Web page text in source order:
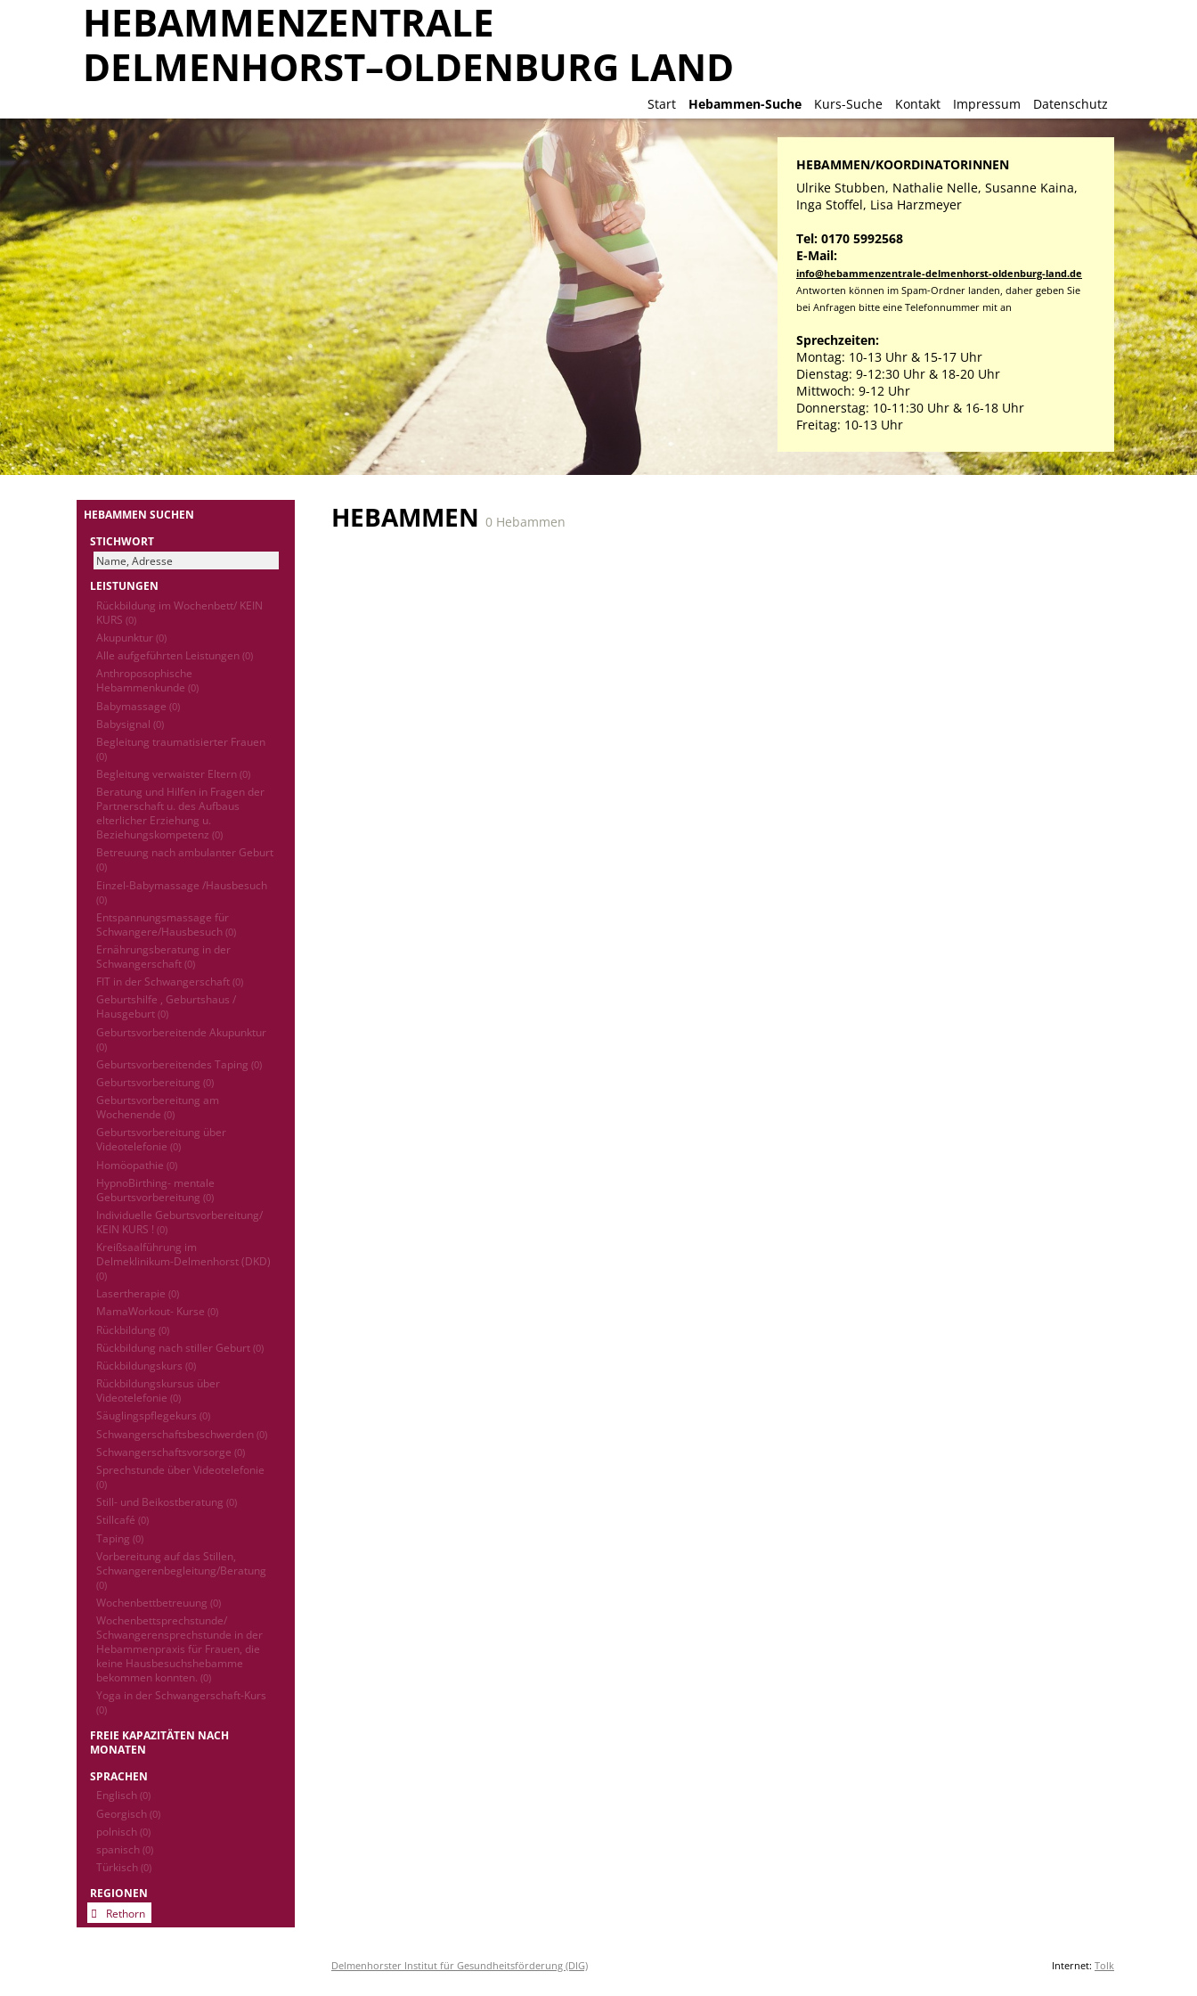
HEBAMMENZENTRALE
DELMENHORST–OLDENBURG LAND
Start Hebammen-Suche Kurs-Suche Kontakt Impressum Datenschutz
HEBAMMENZENTRALE
DELMENHORST–OLDENBURG LAND
Start Hebammen-Suche Kurs-Suche Kontakt Impressum Datenschutz
HEBAMMEN/KOORDINATORINNEN
Ulrike Stubben, Nathalie Nelle, Susanne Kaina,
Inga Stoffel, Lisa Harzmeyer
Tel: 0170 5992568
E-Mail:
info@hebammenzentrale-delmenhorst-oldenburg-land.de
Antworten können im Spam-Ordner landen, daher geben Sie
bei Anfragen bitte eine Telefonnummer mit an
Sprechzeiten:
Montag: 10-13 Uhr & 15-17 Uhr
Dienstag: 9-12:30 Uhr & 18-20 Uhr
Mittwoch: 9-12 Uhr
Donnerstag: 10-11:30 Uhr & 16-18 Uhr
Freitag: 10-13 Uhr
HEBAMMEN SUCHEN
STICHWORT
LEISTUNGEN
Rückbildung im Wochenbett/ KEIN
KURS (0)
Akupunktur (0)
Alle aufgeführten Leistungen (0)
Anthroposophische
Hebammenkunde (0)
Babymassage (0)
Babysignal (0)
Begleitung traumatisierter Frauen
(0)
Begleitung verwaister Eltern (0)
Beratung und Hilfen in Fragen der
Partnerschaft u. des Aufbaus
elterlicher Erziehung u.
Beziehungskompetenz (0)
Betreuung nach ambulanter Geburt
(0)
Einzel-Babymassage /Hausbesuch
(0)
Entspannungsmassage für
Schwangere/Hausbesuch (0)
Ernährungsberatung in der
Schwangerschaft (0)
FIT in der Schwangerschaft (0)
Geburtshilfe , Geburtshaus /
Hausgeburt (0)
Geburtsvorbereitende Akupunktur
(0)
Geburtsvorbereitendes Taping (0)
Geburtsvorbereitung (0)
Geburtsvorbereitung am
Wochenende (0)
Geburtsvorbereitung über
Videotelefonie (0)
Homöopathie (0)
HypnoBirthing- mentale
Geburtsvorbereitung (0)
Individuelle Geburtsvorbereitung/
KEIN KURS ! (0)
Kreißsaalführung im
Delmeklinikum-Delmenhorst (DKD)
(0)
Lasertherapie (0)
MamaWorkout- Kurse (0)
Rückbildung (0)
Rückbildung nach stiller Geburt (0)
Rückbildungskurs (0)
Rückbildungskursus über
Videotelefonie (0)
Säuglingspflegekurs (0)
Schwangerschaftsbeschwerden (0)
Schwangerschaftsvorsorge (0)
Sprechstunde über Videotelefonie
(0)
Still- und Beikostberatung (0)
Stillcafé (0)
Taping (0)
Vorbereitung auf das Stillen,
Schwangerenbegleitung/Beratung
(0)
Wochenbettbetreuung (0)
Wochenbettsprechstunde/
Schwangerensprechstunde in der
Hebammenpraxis für Frauen, die
keine Hausbesuchshebamme
bekommen konnten. (0)
Yoga in der Schwangerschaft-Kurs
(0)
FREIE KAPAZITÄTEN NACH
MONATEN
SPRACHEN
Englisch (0)
Georgisch (0)
polnisch (0)
spanisch (0)
Türkisch (0)
REGIONEN
Rethorn
HEBAMMEN 0 Hebammen
Internet: Tolk
Delmenhorster Institut für Gesundheitsförderung (DIG)